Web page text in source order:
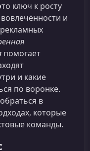
ключ к росту
и
помогает
и какие
по воронке.
в
которые
команды.